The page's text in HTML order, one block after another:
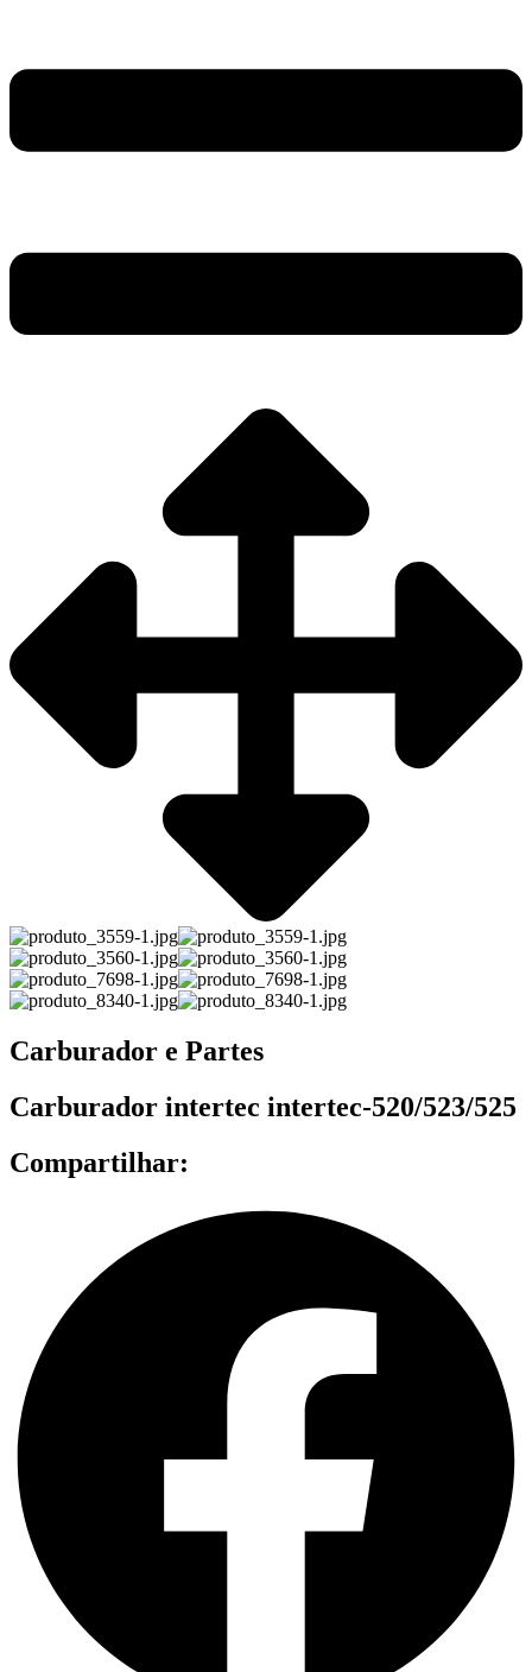
Carburador e Partes
Carburador intertec intertec-520/523/525
Compartilhar: